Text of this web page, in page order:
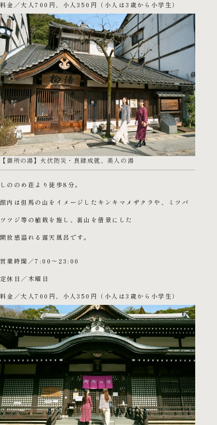
料金／大人700円、小人350円（小人は3歳から小学生）
【御所の湯】火伏防災・良縁成就、美人の湯
しののめ荘より徒歩8分。
館内は但馬の山をイメージしたキンキマメザクラや、ミツバ
ツツジ等の植栽を施し、裏山を借景にした
開放感溢れる露天風呂です。
営業時間／7:00～23:00
定休日／木曜日
料金／大人700円、小人350円（小人は3歳から小学生）